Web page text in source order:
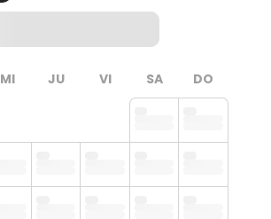
MI JU VI SA DO